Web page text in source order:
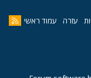
עזרה עמוד ראשי